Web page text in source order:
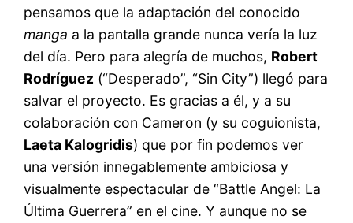
pensamos que la adaptación del conocido
manga a la pantalla grande nunca vería la luz
del día. Pero para alegría de muchos, Robert
Rodríguez (“Desperado”, “Sin City”) llegó para
salvar el proyecto. Es gracias a él, y a su
colaboración con Cameron (y su coguionista,
Laeta Kalogridis) que por fin podemos ver
una versión innegablemente ambiciosa y
visualmente espectacular de “Battle Angel: La
Última Guerrera” en el cine. Y aunque no se